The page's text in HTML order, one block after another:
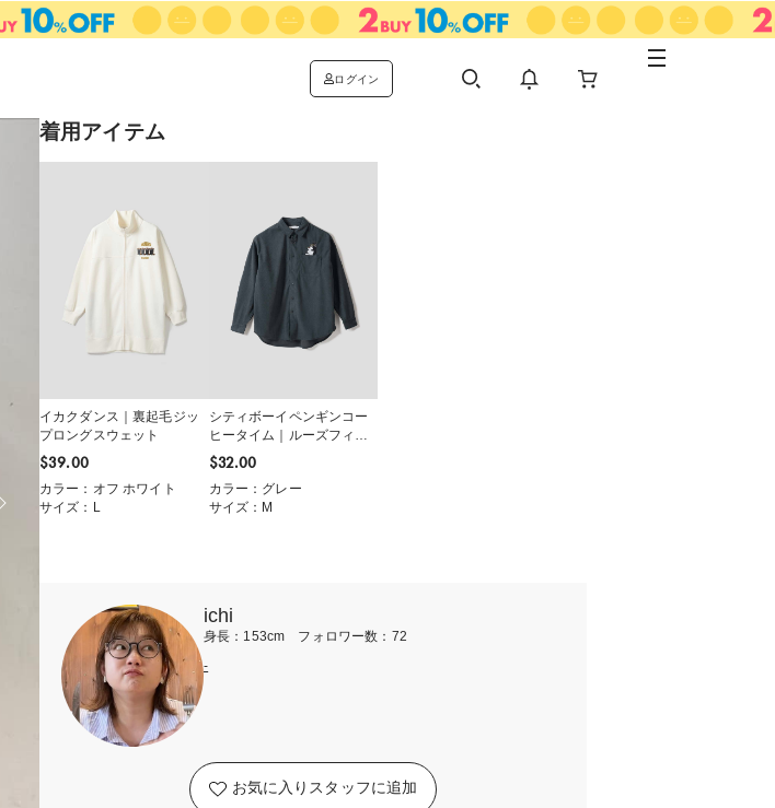
ログイン
着用アイテム
イカクダンス｜裏起毛ジッ
プロングスウェット
$‌39.00
カラー：オフ ホワイト
サイズ：L
シティボーイペンギンコー
ヒータイム｜ルーズフィッ
トコーデュロイシャツ
$‌32.00
カラー：グレー
サイズ：M
ichi
身長：153cm フォロワー数：72
-
お気に入りスタッフに追加